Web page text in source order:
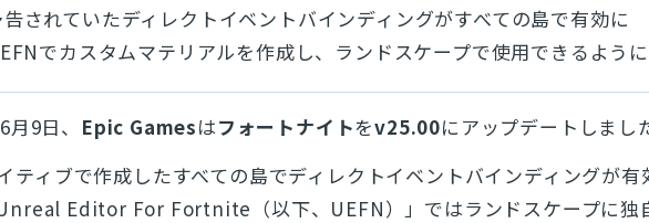
されていたディレクトイベントバインディングがすべての島で有効に
でカスタムマテリアルを作成し、ランドスケープで使用できるように
9日、 Epic Gamesはフォートナイトをv25.00にアップデートしまし
ティブで作成したすべての島でディレクトイベントバインディングが有
Editor For Fortnite（以下、UEFN）」ではランドスケープに独